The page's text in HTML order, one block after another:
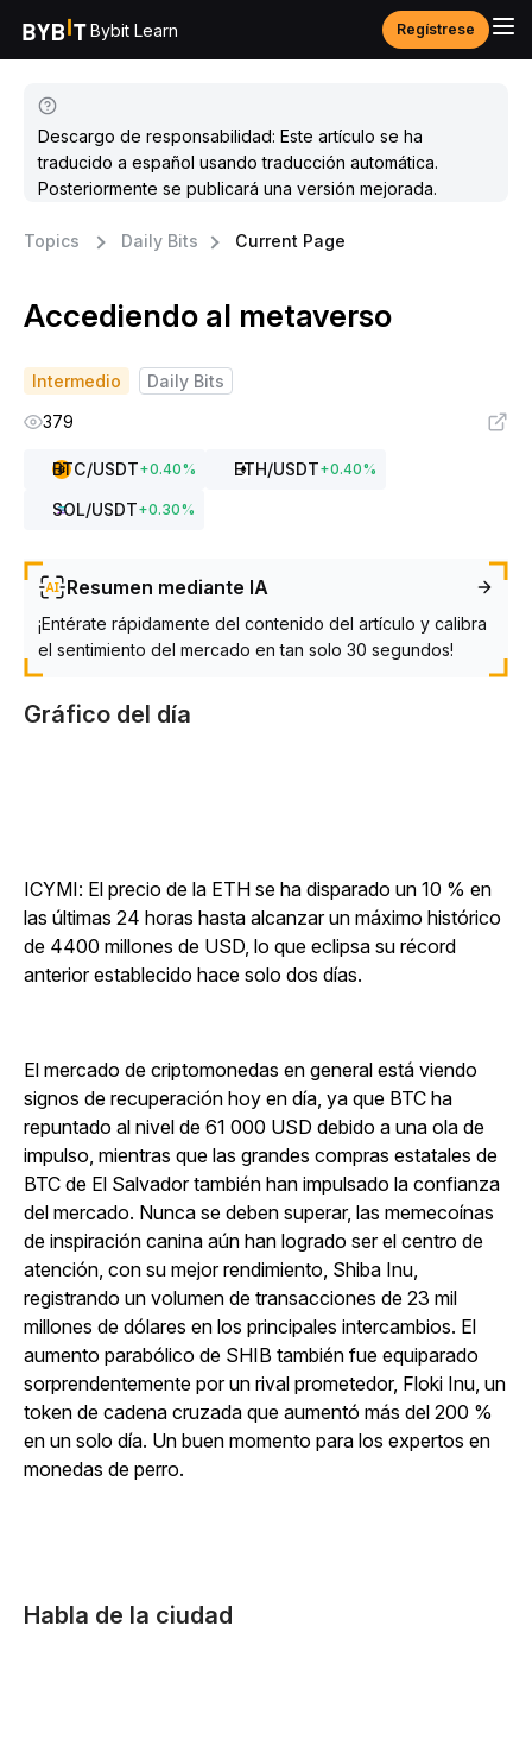
Bybit Learn Regístrese
Descargo de responsabilidad: Este artículo se ha
traducido a español usando traducción automática.
Posteriormente se publicará una versión mejorada.
Topics Daily Bits Current Page
Accediendo al metaverso
Intermedio
Daily Bits
379
BTC/USDT+0.40% ETH/USDT+0.40%
SOL/USDT+0.30%
Resumen mediante IA
¡Entérate rápidamente del contenido del artículo y calibra
el sentimiento del mercado en tan solo 30 segundos!
Gráfico del día
ICYMI: El precio de la ETH se ha disparado un 10 % en
las últimas 24 horas hasta alcanzar un máximo histórico
de 4400 millones de USD, lo que eclipsa su récord
anterior establecido hace solo dos días.
El mercado de criptomonedas en general está viendo
signos de recuperación hoy en día, ya que BTC ha
repuntado al nivel de 61 000 USD debido a una ola de
impulso, mientras que las grandes compras estatales de
BTC de El Salvador también han impulsado la confianza
del mercado. Nunca se deben superar, las memecoínas
de inspiración canina aún han logrado ser el centro de
atención, con su mejor rendimiento, Shiba Inu,
registrando un volumen de transacciones de 23 mil
millones de dólares en los principales intercambios. El
aumento parabólico de SHIB también fue equiparado
sorprendentemente por un rival prometedor, Floki Inu, un
token de cadena cruzada que aumentó más del 200 %
en un solo día. Un buen momento para los expertos en
monedas de perro.
Habla de la ciudad